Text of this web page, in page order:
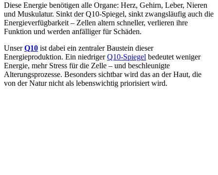
Diese Energie benötigen alle Organe: Herz, Gehirn, Leber, Nieren
und Muskulatur. Sinkt der Q10-Spiegel, sinkt zwangsläufig auch die
Energieverfügbarkeit – Zellen altern schneller, verlieren ihre
Funktion und werden anfälliger für Schäden.
UnserQ10 ist dabei ein zentraler Baustein dieser
Energieproduktion. Ein niedrigerQ10-Spiegel bedeutet weniger
Energie, mehr Stress für die Zelle – und beschleunigte
Alterungsprozesse. Besonders sichtbar wird das an der Haut, die
von der Natur nicht als lebenswichtig priorisiert wird.